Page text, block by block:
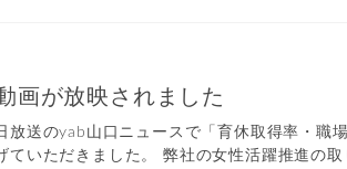
画が放映されました
放送のyab山口ニュースで「育休取得率・
ていただきました。 弊社の女性活躍推進の